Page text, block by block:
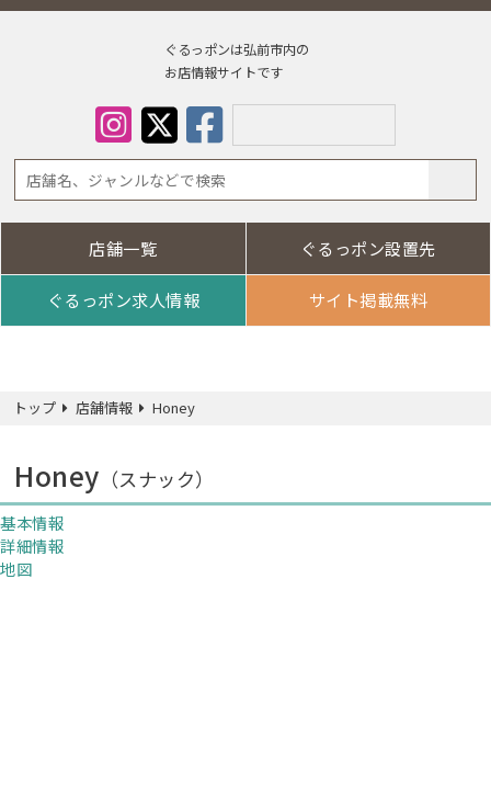
ぐるっポンは弘前市内の
お店情報サイトです
Select
店舗一覧 ぐるっポン設置先
ぐるっポン求人情報 サイト掲載無料
トップ 店舗情報 Honey
Honey （スナック）
基本情報
詳細情報
地図